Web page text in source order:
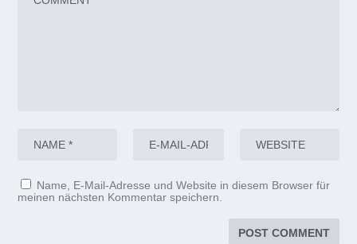
Name, E-Mail-Adresse und Website in diesem Browser für
meinen nächsten Kommentar speichern.